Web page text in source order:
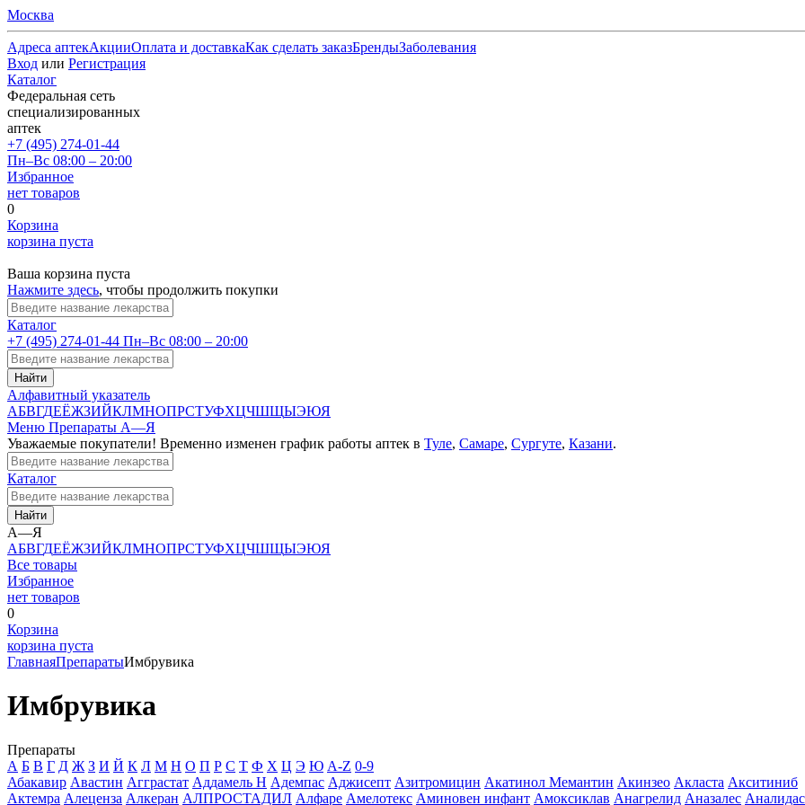
Москва
Адреса аптекАкцииОплата и доставкаКак сделать заказБрендыЗаболевания
Вход или Регистрация
Каталог
Федеральная сеть
специализированных
аптек
+7 (495) 274-01-44
Пн–Вс 08:00 – 20:00
Избранное
нет товаров
0
Корзина
корзина пуста
Ваша корзина пуста
Нажмите здесь, чтобы продолжить покупки
Каталог
+7 (495) 274-01-44 Пн–Вс 08:00 – 20:00
Найти
Алфавитный указатель
АБВГДЕЁЖЗИЙКЛМНОПРСТУФХЦЧШЩЫЭЮЯ
Меню Препараты А—Я
Уважаемые покупатели! Временно изменен график работы аптек в Туле, Самаре, Сургуте, Казани.
Каталог
Найти
А—Я
АБВГДЕЁЖЗИЙКЛМНОПРСТУФХЦЧШЩЫЭЮЯ
Все товары
Избранное
нет товаров
0
Корзина
корзина пуста
ГлавнаяПрепаратыИмбрувика
Имбрувика
Препараты
А Б В Г Д Ж З И Й К Л М Н О П Р С Т Ф Х Ц Э Ю A-Z 0-9
Абакавир Авастин Агграстат Аддамель Н Адемпас Аджисепт Азитромицин Акатинол Мемантин Акинзео Акласта Акситиниб
Актемра Алеценза Алкеран АЛПРОСТАДИЛ Алфаре Амелотекс Аминовен инфант Амоксиклав Анагрелид Аназалес Аналидас